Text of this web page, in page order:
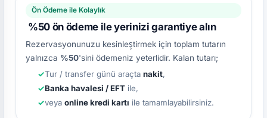
Ön Ödeme ile Kolaylık
%50 ön ödeme ile yerinizi garantiye alın
Rezervasyonunuzu kesinleştirmek için toplam tutarın
yalnızca %50'sini ödemeniz yeterlidir. Kalan tutarı;
Tur / transfer günü araçta nakit,
Banka havalesi / EFT ile,
veya online kredi kartı ile tamamlayabilirsiniz.